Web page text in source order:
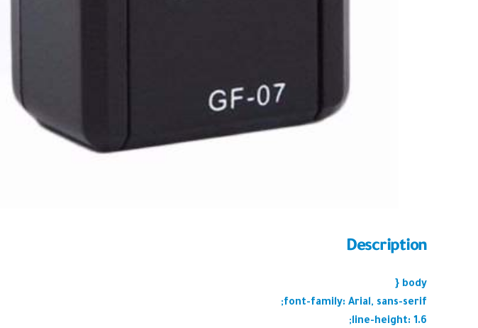
Description
body {
font-family: Arial, sans-serif;
line-height: 1.6;